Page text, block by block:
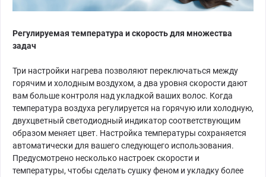
Регулируемая температура и скорость для множества
задач
Три настройки нагрева позволяют переключаться между
горячим и холодным воздухом, а два уровня скорости дают
вам больше контроля над укладкой ваших волос. Когда
температура воздуха регулируется на горячую или холодную,
двухцветный светодиодный индикатор соответствующим
образом меняет цвет. Настройка температуры сохраняется
автоматически для вашего следующего использования.
Предусмотрено несколько настроек скорости и
температуры, чтобы сделать сушку феном и укладку более